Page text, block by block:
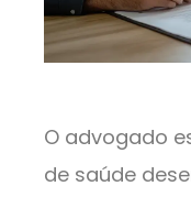
O advogado
de saúde